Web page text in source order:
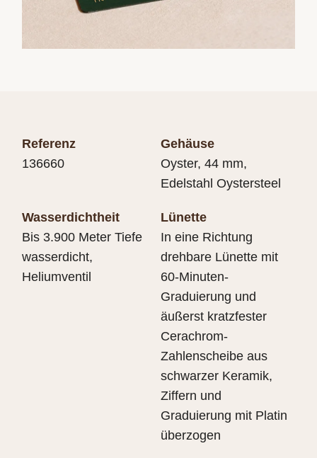
Referenz
136660
Gehäuse
Oyster, 44 mm,
Edelstahl Oystersteel
Wasserdichtheit
Bis 3.900 Meter Tiefe
wasserdicht,
Heliumventil
Lünette
In eine Richtung
drehbare Lünette mit
60-Minuten-
Graduierung und
äußerst kratzfester
Cerachrom-
Zahlenscheibe aus
schwarzer Keramik,
Ziffern und
Graduierung mit Platin
überzogen